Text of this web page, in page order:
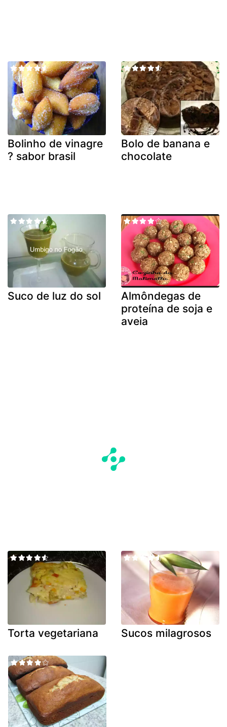
Bolinho de vinagre
? sabor brasil
Bolo de banana e
chocolate
Suco de luz do sol
Almôndegas de
proteína de soja e
aveia
Torta vegetariana Sucos milagrosos